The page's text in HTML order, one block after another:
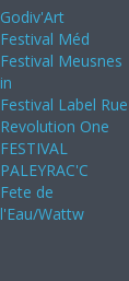
Godiv'Art
Festival Méd
Festival Meusnes
in
Festival Label Rue
Revolution One
FESTIVAL
PALEYRAC'C
Fete de
l'Eau/Wattw